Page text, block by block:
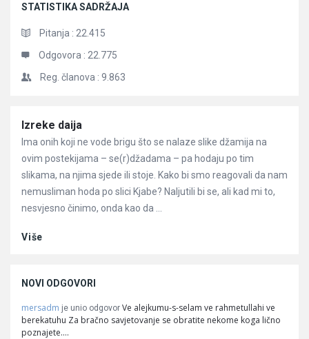
STATISTIKA SADRŽAJA
Pitanja : 22.415
Odgovora : 22.775
Reg. članova : 9.863
Članci
Izreke daija
Ima onih koji ne vode brigu što se nalaze slike džamija na
ovim postekijama – se(r)džadama – pa hodaju po tim
slikama, na njima sjede ili stoje. Kako bi smo reagovali da nam
nemusliman hoda po slici Kjabe? Naljutili bi se, ali kad mi to,
nesvjesno činimo, onda kao da ...
Više
NOVI ODGOVORI
mersadm je unio odgovor Ve alejkumu-s-selam ve rahmetullahi ve
berekatuhu Za bračno savjetovanje se obratite nekome koga lično
poznajete.…